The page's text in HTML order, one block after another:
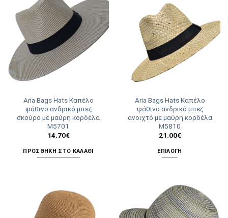
πολλαπλές
παραλλαγές.
Οι
επιλογές
μπορούν
να
επιλεγούν
του
προϊόντος
Aria Bags Hats Καπέλο
ψάθινο ανδρικό μπεζ
σκούρο με μαύρη κορδέλα
Μ5701
14.70€
ΠΡΟΣΘΉΚΗ ΣΤΟ ΚΑΛΆΘΙ
Aria Bags Hats Καπέλο
ψάθινο ανδρικό μπεζ
ανοιχτό με μαύρη κορδέλα
Μ5810
21.00€
ΕΠΙΛΟΓΉ
προϊόν
έχει
πολλαπλές
παραλλαγές.